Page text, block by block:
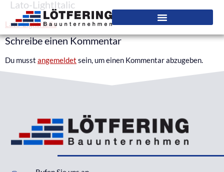
Lato-LightItalic
Lato-LightItalic
Schreibe einen Kommentar
Du musst angemeldet sein, um einen Kommentar abzugeben.